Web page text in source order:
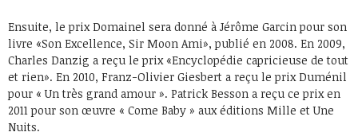
Ensuite, le prix Domainel sera donné à Jérôme Garcin pour son
livre «Son Excellence, Sir Moon Ami», publié en 2008. En 2009,
Charles Danzig a reçu le prix «Encyclopédie capricieuse de tout
et rien». En 2010, Franz-Olivier Giesbert a reçu le prix Duménil
pour « Un très grand amour ». Patrick Besson a reçu ce prix en
2011 pour son œuvre « Come Baby » aux éditions Mille et Une
Nuits.